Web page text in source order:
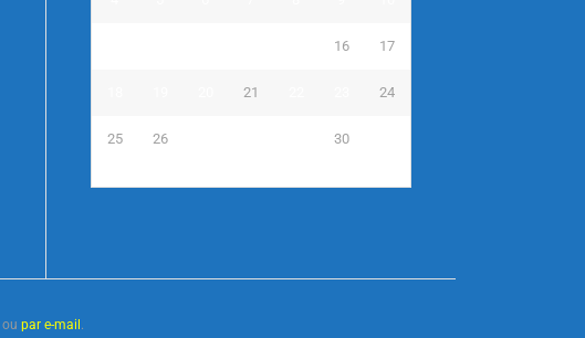
16 17
21 24
25 26 30
ou par e-mail .